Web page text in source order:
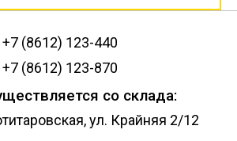
+7 (8612) 123-440
+7 (8612) 123-870
со склада:
ул. Крайняя 2/12